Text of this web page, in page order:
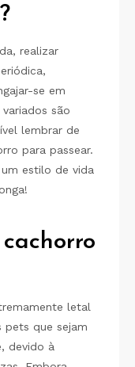
realizar
se em
são
lembrar de
para passear.
estilo de vida
letal
que sejam
devido à